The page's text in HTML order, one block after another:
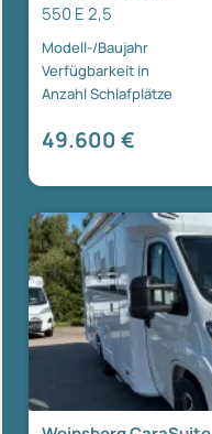
550 E 2,5
Modell-/Baujahr
Verfügbarkeit in
Anzahl Schlafplätze
49.600 €